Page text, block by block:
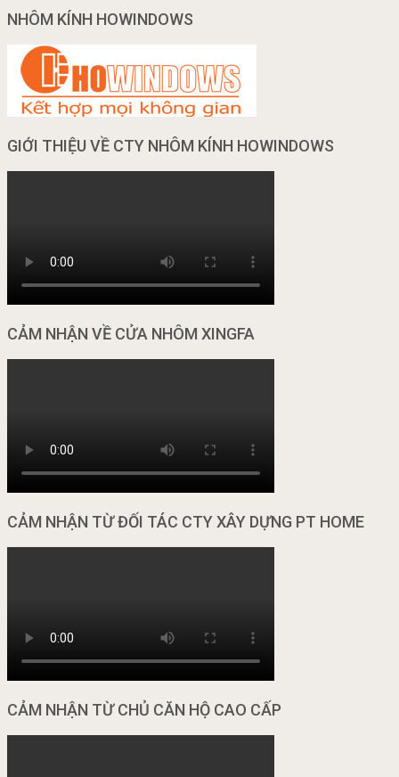
NHÔM KÍNH HOWINDOWS
GIỚI THIỆU VỀ CTY NHÔM KÍNH HOWINDOWS
CẢM NHẬN VỀ CỬA NHÔM XINGFA
CẢM NHẬN TỪ ĐỐI TÁC CTY XÂY DỰNG PT HOME
CẢM NHẬN TỪ CHỦ CĂN HỘ CAO CẤP